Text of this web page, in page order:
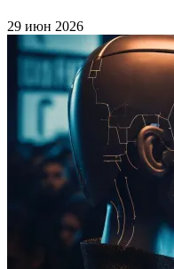
29 июн 2026